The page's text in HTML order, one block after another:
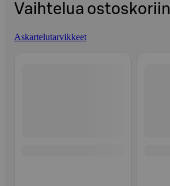
Vaihtelua ostoskoriin
Askartelutarvikkeet